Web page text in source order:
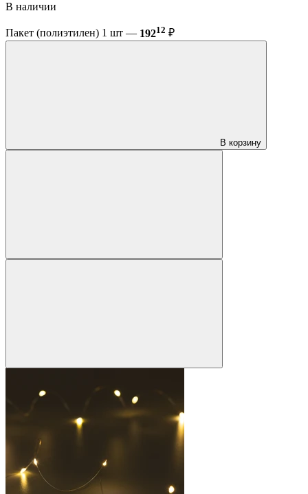
В наличии
Пакет (полиэтилен) 1 шт — 19212 ₽
В корзину